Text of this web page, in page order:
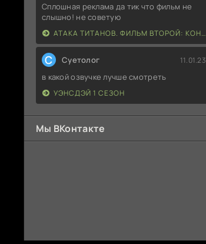
Сплошная реклама да тик что фильм не
слышно! не советую
АТАКА ТИТАНОВ. ФИЛЬМ ВТОРОЙ: КОНЕЦ СВЕТА
С Суетолог 11.01.23
в какой озвучке лучше смотреть
УЭНСДЭЙ 1 СЕЗОН
Мы ВКонтакте